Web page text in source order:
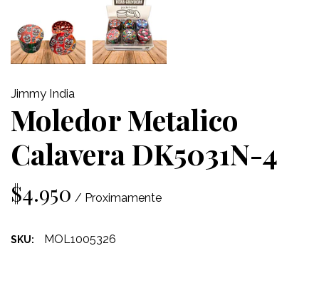
Jimmy India
Moledor Metalico
Calavera DK5031N-4
$4.950 / Proximamente
SKU: MOL1005326